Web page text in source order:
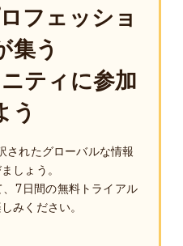
フェッショ
集う
ティに参加
う
されたグローバルな情報
しょう。
7日間の無料トライアル
みください。